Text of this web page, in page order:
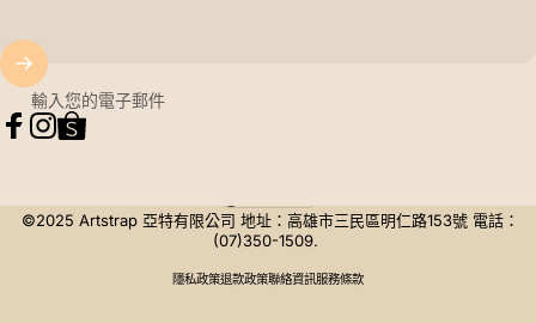
輸入您的電子郵件
©2025 Artstrap 亞特有限公司 地址：高雄市三民區明仁路153號 電話：
(07)350-1509.
隱私政策退款政策聯絡資訊服務條款
國家/地區